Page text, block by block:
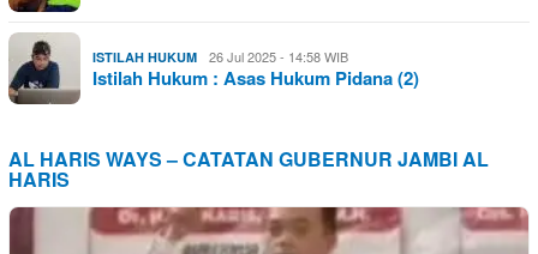
ISTILAH HUKUM 26 Jul 2025 - 14:58 WIB
Istilah Hukum : Asas Hukum Pidana (2)
AL HARIS WAYS – CATATAN GUBERNUR JAMBI AL
HARIS